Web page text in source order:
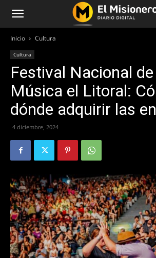
Inicio Cultura
Cultura
Festival Nacional
Música el Litoral:
dónde adquirir las
4 diciembre, 2024